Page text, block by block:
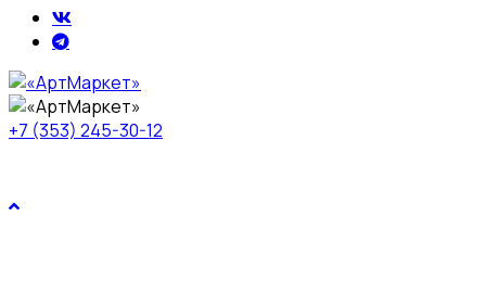
+7 (353) 245-30-12